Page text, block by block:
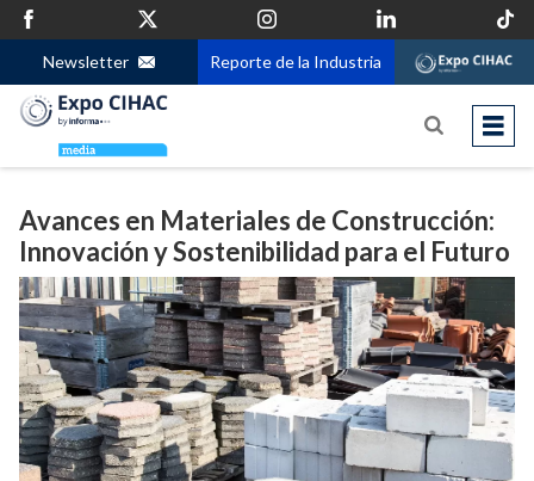
Newsletter Reporte de la Industria
Avances en Materiales de Construcción:
Innovación y Sostenibilidad para el Futuro